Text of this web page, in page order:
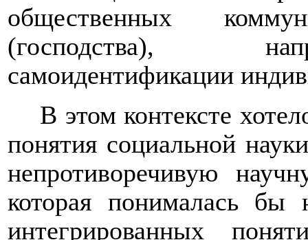
общественных
(господства),
самоидентификации
В этом контексте
понятия социальной
непротиворечивую
которая понималась бы
интегрированных